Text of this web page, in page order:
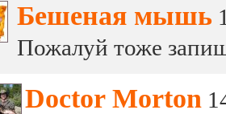
Бешеная мышь
Пожалуй тоже
Doctor Morton